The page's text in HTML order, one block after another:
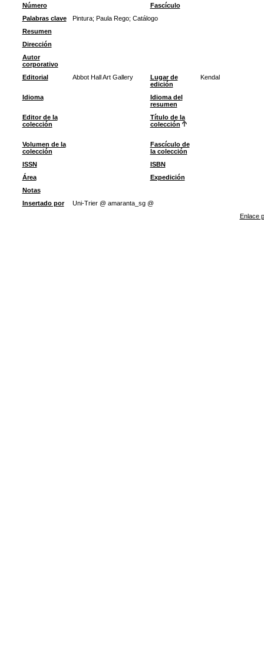
Número
Fascículo
Palabras clave
Pintura; Paula Rego; Catálogo
Resumen
Dirección
Autor
corporativo
Editorial
Abbot Hall Art Gallery
Lugar de
edición
Kendal
Idioma
Idioma del
resumen
Editor de la
colección
Título de la
colección
Volumen de la
colección
Fascículo de
la colección
ISSN
ISBN
Área
Expedición
Notas
Insertado por
Uni-Trier @ amaranta_sg @
Enlace